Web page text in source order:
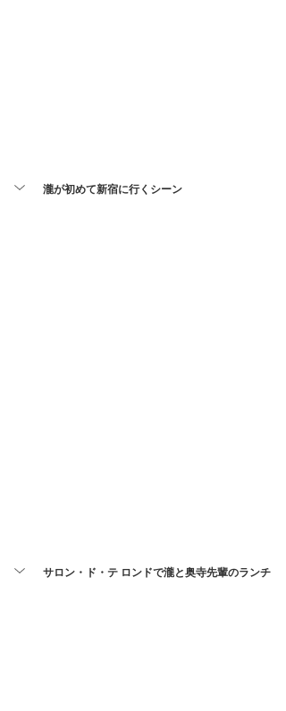
瀧が初めて新宿に行くシーン
サロン・ド・テ ロンドで瀧と奥寺先輩のランチ